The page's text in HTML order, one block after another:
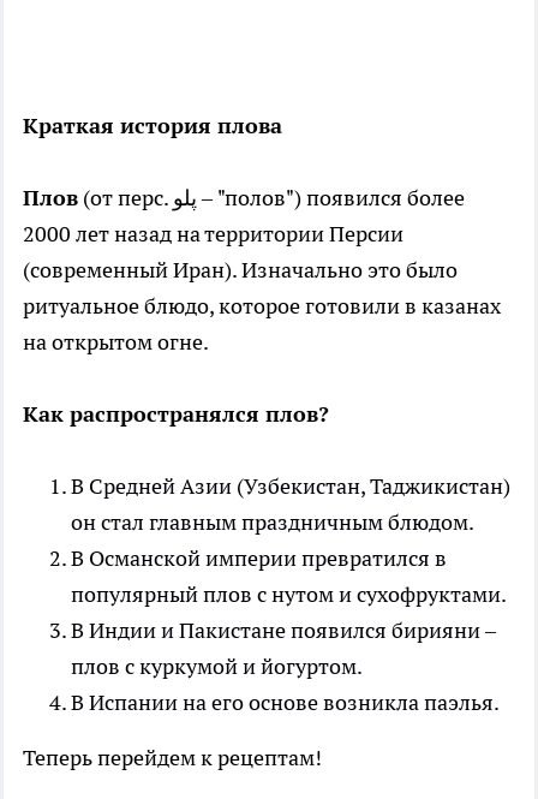
Краткая история плова
Плов (от перс. پلو – "полов") появился более
2000 лет назад на территории Персии
(современный Иран). Изначально это было
ритуальное блюдо, которое готовили в казанах
на открытом огне.
Как распространялся плов?
В Средней Азии (Узбекистан, Таджикистан)
он стал главным праздничным блюдом.
В Османской империи превратился в
популярный плов с нутом и сухофруктами.
В Индии и Пакистане появился бирияни –
плов с куркумой и йогуртом.
В Испании на его основе возникла паэлья.
Теперь перейдем к рецептам!